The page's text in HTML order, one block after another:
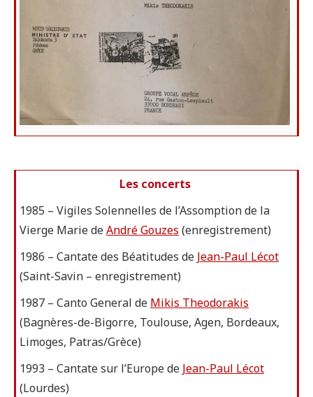
Les concerts
1985 – Vigiles Solennelles de l’Assomption de la
Vierge Marie deAndré Gouzes (enregistrement)
1986 – Cantate des Béatitudes de Jean-Paul Lécot
(Saint-Savin – enregistrement)
1987 – Canto General de Mikis Theodorakis
(Bagnères-de-Bigorre, Toulouse, Agen, Bordeaux,
Limoges, Patras/Grèce)
1993 – Cantate sur l’Europe de Jean-Paul Lécot
(Lourdes)